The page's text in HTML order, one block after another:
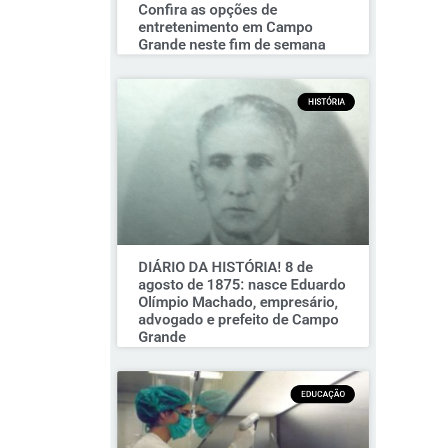
Confira as opções de
entretenimento em Campo
Grande neste fim de semana
HISTÓRIA
DIÁRIO DA HISTÓRIA! 8 de
agosto de 1875: nasce Eduardo
Olímpio Machado, empresário,
advogado e prefeito de Campo
Grande
EDUCAÇÃO